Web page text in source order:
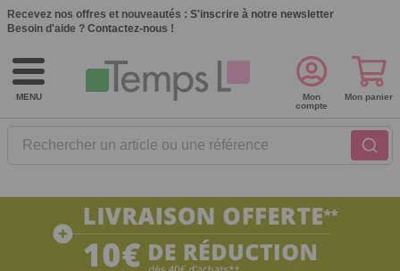
Recevez nos offres et nouveautés : S'inscrire à notre newsletter
Besoin d'aide ? Contactez-nous !
MENU
Rechercher un article ou une référence
Mon
compte
Mon panier
10€ de réduction dès 40€ d'achat. Offre
valable du 03/08/2026 au 12/08/2026.